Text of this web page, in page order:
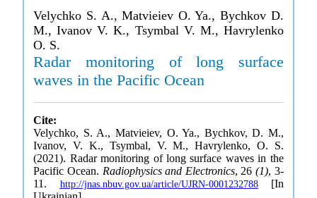
Velychko S. A., Matvieiev O. Ya., Bychkov D.
M., Ivanov V. K., Tsymbal V. M., Havrylenko
O. S.
Radar monitoring of long surface
waves in the Pacific Ocean
Cite:
Velychko, S. A., Matvieiev, O. Ya., Bychkov, D. M.,
Ivanov, V. K., Tsymbal, V. M., Havrylenko, O. S.
(2021). Radar monitoring of long surface waves in the
Pacific Ocean. Radiophysics and Electronics, 26(1), 3-
11. http://jnas.nbuv.gov.ua/article/UJRN-0001232788[In